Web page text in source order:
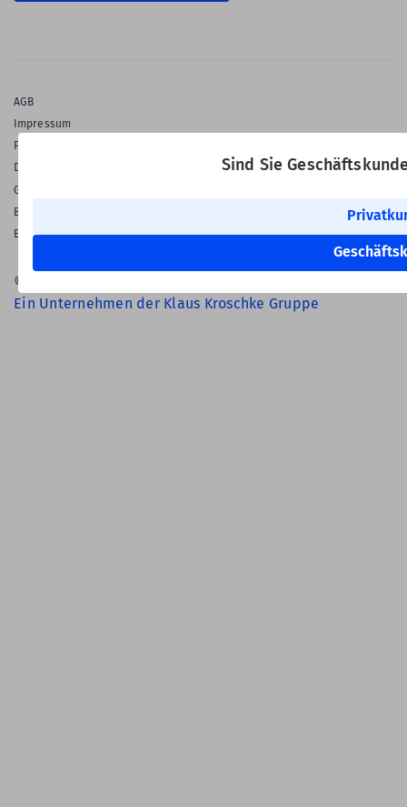
Sind Sie
AGB
Impressum
Privatsphäre & Datenschutz
Datenschutz-Einstellungen
Gewährleistung
Barrierefreiheitserklärung
English Language
© 2026 Labelident GmbH
Ein Unternehmen der Klaus Kroschke Gruppe